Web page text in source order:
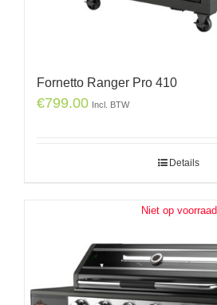
Fornetto Ranger Pro 410
€799.00 Incl. BTW
Details
Niet op voorraad